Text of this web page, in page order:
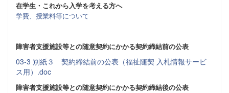
在学生・これから入学を考える方へ
学費、授業料等について
障害者支援施設等との随意契約にかかる契約締結前の公表
03-3 別紙３ 契約締結前の公表（福祉随契 入札情報サービ
ス用）.doc
障害者支援施設等との随意契約にかかる契約締結後の公表